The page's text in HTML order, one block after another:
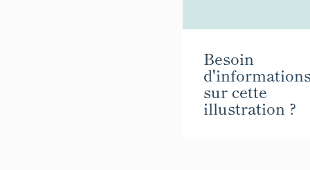
Besoin
sur cette
illustration ?